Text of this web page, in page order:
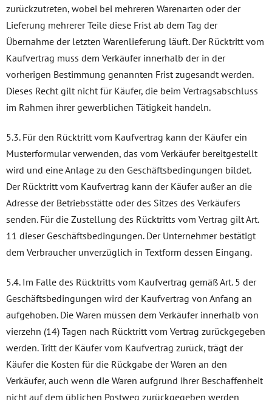
zurückzutreten, wobei bei mehreren Warenarten oder der
Lieferung mehrerer Teile diese Frist ab dem Tag der
Übernahme der letzten Warenlieferung läuft. Der Rücktritt vom
Kaufvertrag muss dem Verkäufer innerhalb der in der
vorherigen Bestimmung genannten Frist zugesandt werden.
Dieses Recht gilt nicht für Käufer, die beim Vertragsabschluss
im Rahmen ihrer gewerblichen Tätigkeit handeln.
5.3. Für den Rücktritt vom Kaufvertrag kann der Käufer ein
Musterformular verwenden, das vom Verkäufer bereitgestellt
wird und eine Anlage zu den Geschäftsbedingungen bildet.
Der Rücktritt vom Kaufvertrag kann der Käufer außer an die
Adresse der Betriebsstätte oder des Sitzes des Verkäufers
senden. Für die Zustellung des Rücktritts vom Vertrag gilt Art.
11 dieser Geschäftsbedingungen. Der Unternehmer bestätigt
dem Verbraucher unverzüglich in Textform dessen Eingang.
5.4. Im Falle des Rücktritts vom Kaufvertrag gemäß Art. 5 der
Geschäftsbedingungen wird der Kaufvertrag von Anfang an
aufgehoben. Die Waren müssen dem Verkäufer innerhalb von
vierzehn (14) Tagen nach Rücktritt vom Vertrag zurückgegeben
werden. Tritt der Käufer vom Kaufvertrag zurück, trägt der
Käufer die Kosten für die Rückgabe der Waren an den
Verkäufer, auch wenn die Waren aufgrund ihrer Beschaffenheit
nicht auf dem üblichen Postweg zurückgegeben werden